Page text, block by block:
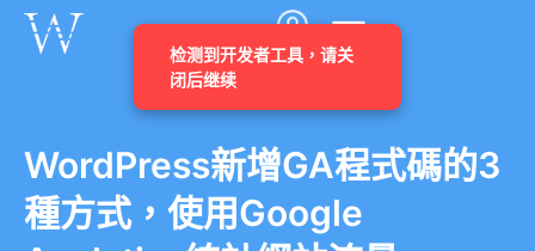
WordPress新增GA程式碼的3
種方式，使用Google